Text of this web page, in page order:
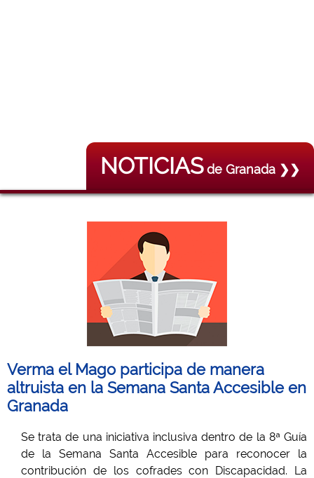
NOTICIASde Granada ❯❯
Verma el Mago participa de manera
altruista en la Semana Santa Accesible en
Granada
Se trata de una iniciativa inclusiva dentro de la 8ª Guía
de la Semana Santa Accesible para reconocer la
contribución de los cofrades con Discapacidad. La